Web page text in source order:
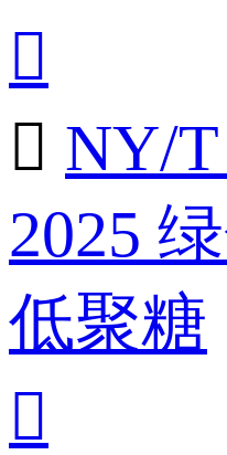

 NY/T
2025
低聚糖
